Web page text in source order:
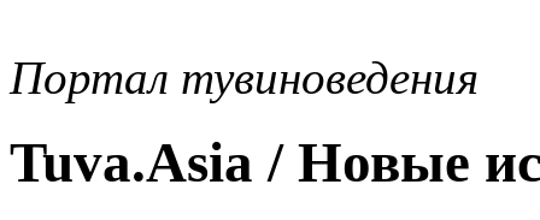
Портал тувиноведения
Tuva.Asia / Новые